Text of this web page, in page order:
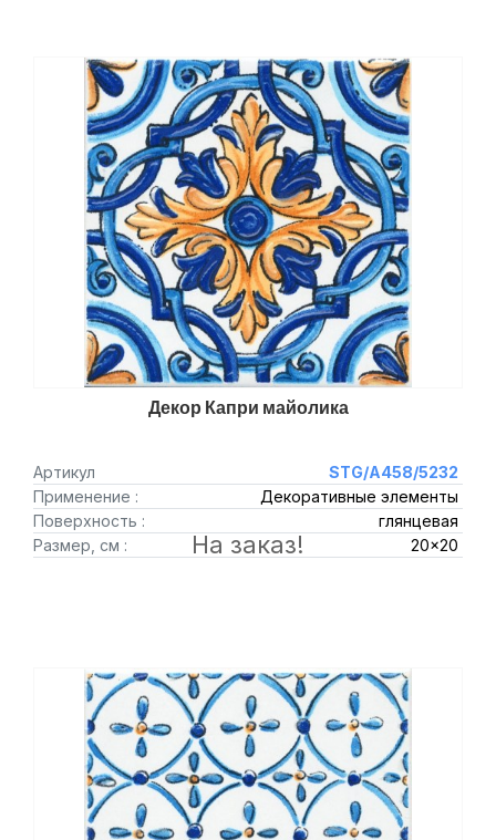
Декор Капри майолика
Артикул
STG/A458/5232
Применение :
Декоративные элементы
Поверхность :
глянцевая
Размер, см :
20x20
На заказ!